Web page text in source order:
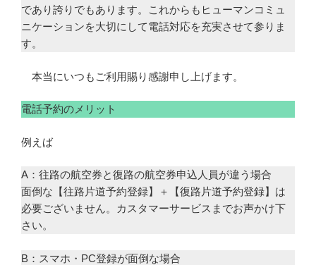
であり誇りでもあります。これからもヒューマンコミュ
ニケーションを大切にして電話対応を充実させて参りま
す。
本当にいつもご利用賜り感謝申し上げます。
電話予約のメリット
例えば
A：往路の航空券と復路の航空券申込人員が違う場合
面倒な【往路片道予約登録】＋【復路片道予約登録】は
必要ございません。カスタマーサービスまでお声かけ下
さい。
B：スマホ・PC登録が面倒な場合